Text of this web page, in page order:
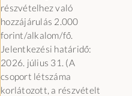
részvételhez való
hozzájárulás 2.000
forint/alkalom/fő.
Jelentkezési határidő:
2026. július 31. (A
csoport létszáma
korlátozott, a részvételt